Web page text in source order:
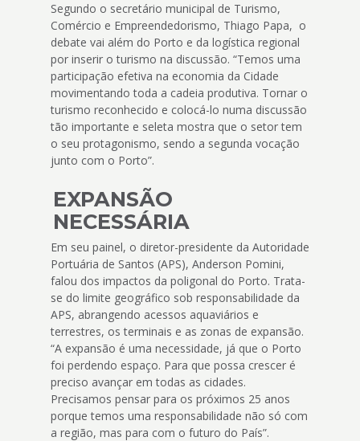
Segundo o secretário municipal de Turismo,
Comércio e Empreendedorismo, Thiago Papa, o
debate vai além do Porto e da logística regional
por inserir o turismo na discussão. “Temos uma
participação efetiva na economia da Cidade
movimentando toda a cadeia produtiva. Tornar o
turismo reconhecido e colocá-lo numa discussão
tão importante e seleta mostra que o setor tem
o seu protagonismo, sendo a segunda vocação
junto com o Porto”.
EXPANSÃO
NECESSÁRIA
Em seu painel, o diretor-presidente da Autoridade
Portuária de Santos (APS), Anderson Pomini,
falou dos impactos da poligonal do Porto. Trata-
se do limite geográfico sob responsabilidade da
APS, abrangendo acessos aquaviários e
terrestres, os terminais e as zonas de expansão.
“A expansão é uma necessidade, já que o Porto
foi perdendo espaço. Para que possa crescer é
preciso avançar em todas as cidades.
Precisamos pensar para os próximos 25 anos
porque temos uma responsabilidade não só com
a região, mas para com o futuro do País”.